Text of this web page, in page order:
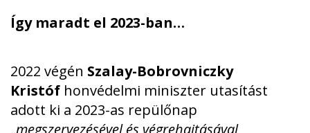
Így maradt el 2023-ban…
2022 végén Szalay-Bobrovniczky
Kristóf honvédelmi miniszter utasítást
adott ki a 2023-as repülőnap